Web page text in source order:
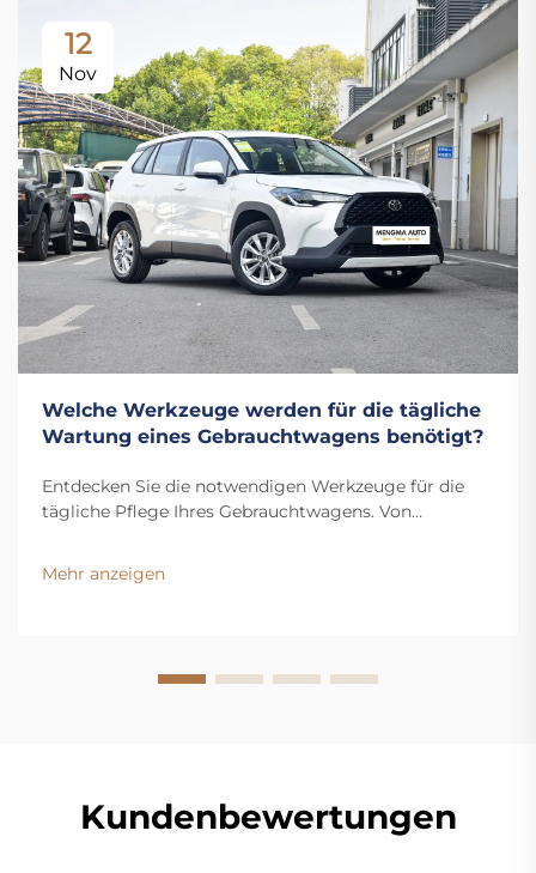
12
Nov
Welche Werkzeuge werden für die tägliche
Wartung eines Gebrauchtwagens benötigt?
Entdecken Sie die notwendigen Werkzeuge für die
tägliche Pflege Ihres Gebrauchtwagens. Von
Flüssigkeitspflege – halten Sie Ihr Fahrzeug
reibungslos im Betrieb. Holen Sie sich jetzt die
Mehr anzeigen
Kundenbewertungen